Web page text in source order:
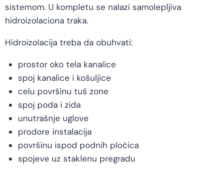
sistemom. U kompletu se nalazi samolepljiva
hidroizolaciona traka.
Hidroizolacija treba da obuhvati:
prostor oko tela kanalice
spoj kanalice i košuljice
celu površinu tuš zone
spoj poda i zida
unutrašnje uglove
prodore instalacija
površinu ispod podnih pločica
spojeve uz staklenu pregradu